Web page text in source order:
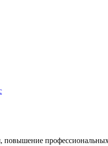
повышение